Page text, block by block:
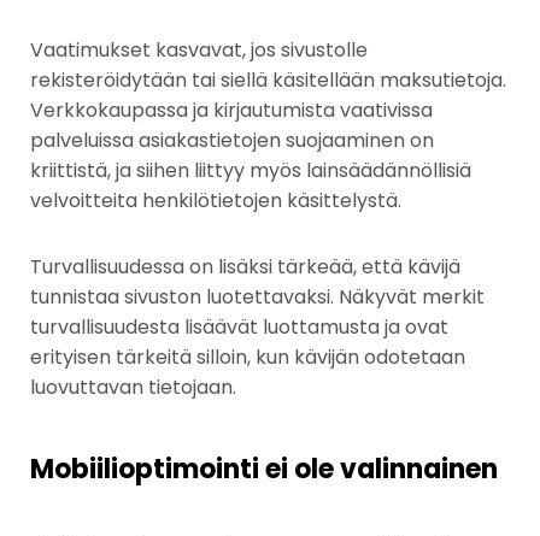
Vaatimukset kasvavat, jos sivustolle
rekisteröidytään tai siellä käsitellään maksutietoja.
Verkkokaupassa ja kirjautumista vaativissa
palveluissa asiakastietojen suojaaminen on
kriittistä, ja siihen liittyy myös lainsäädännöllisiä
velvoitteita henkilötietojen käsittelystä.
Turvallisuudessa on lisäksi tärkeää, että kävijä
tunnistaa sivuston luotettavaksi. Näkyvät merkit
turvallisuudesta lisäävät luottamusta ja ovat
erityisen tärkeitä silloin, kun kävijän odotetaan
luovuttavan tietojaan.
Mobiilioptimointi ei ole valinnainen